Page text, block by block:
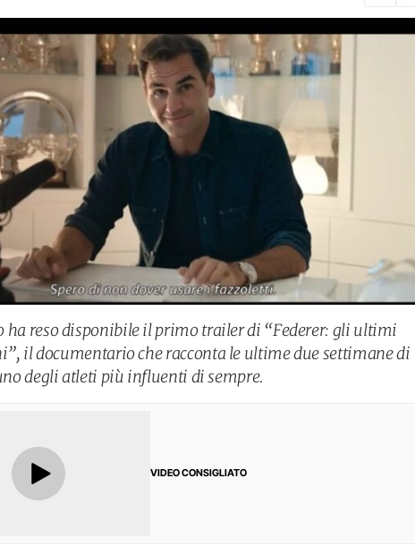
ha reso disponibile il primo trailer di “Federer: gli ultimi
il documentario che racconta le ultime due settimane di
degli atleti più influenti di sempre.
VIDEO CONSIGLIATO